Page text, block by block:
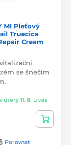
MI Pleťový
Truecica
Cream
se šnečím
v úterý 11. 8. u vás
Porovnat